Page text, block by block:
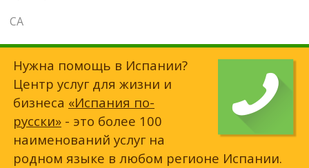
СА
Нужна помощь в Испании?
Центр услуг для жизни и
бизнеса «Испания по-
русски» - это более 100
наименований услуг на
родном языке в любом регионе Испании.